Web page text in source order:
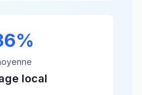
%
local